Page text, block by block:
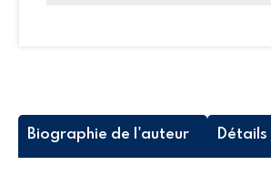
Biographie de l'auteur Détails